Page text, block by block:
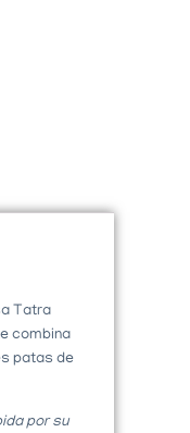
Tatra
combina
patas de
por su